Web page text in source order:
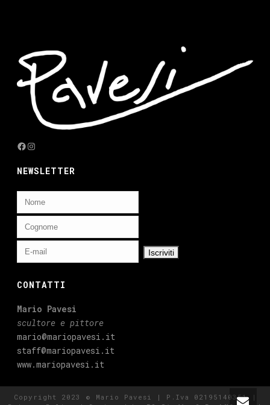
Facebook
Instagram
NEWSLETTER
CONTATTI
Mario Pavesi
scultore e pittore
mario@mariopavesi.it
staff@mariopavesi.it
www.mariopavesi.it
Copyright 2023 © Mario Pavesi | P.Iva 02195140351 |